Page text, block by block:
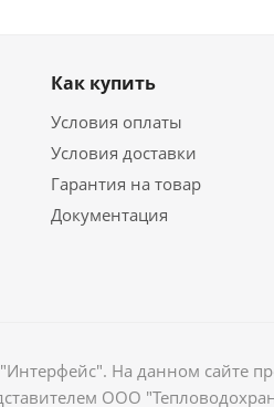
Как купить
Условия оплаты
Условия доставки
Гарантия на товар
Документация
На данном сайте
ООО